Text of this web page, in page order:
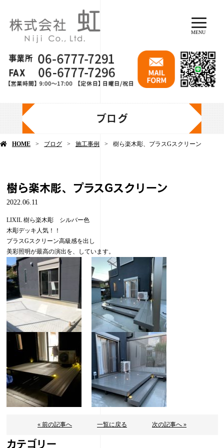
MENU
ブログ
HOME ブログ 施工事例 樹ら楽木彫、プラスGスクリーン
樹ら楽木彫、プラスGスクリーン
2022.06.11
LIXIL 樹ら楽木彫 シルバー色
木彫デッキ人気！！
プラスGスクリーン高級感を出し
美彩照明が最高の演出を、しています。
« 前の記事へ 一覧に戻る 次の記事へ »
カテゴリー